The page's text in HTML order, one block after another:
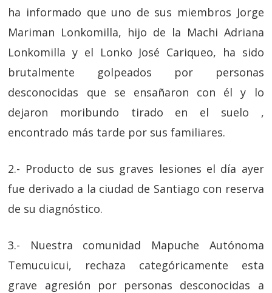
ha informado que uno de sus miembros Jorge
Mariman Lonkomilla, hijo de la Machi Adriana
Lonkomilla y el Lonko José Cariqueo, ha sido
brutalmente golpeados por personas
desconocidas que se ensañaron con él y lo
dejaron moribundo tirado en el suelo ,
encontrado más tarde por sus familiares.
2.- Producto de sus graves lesiones el día ayer
fue derivado a la ciudad de Santiago con reserva
de su diagnóstico.
3.- Nuestra comunidad Mapuche Autónoma
Temucuicui, rechaza categóricamente esta
grave agresión por personas desconocidas a